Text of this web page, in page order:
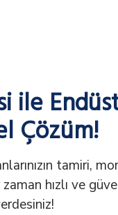
ile
Çözüm!
tamiri,
hızlı ve